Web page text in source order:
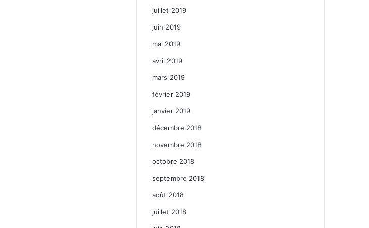
juillet 2019
juin 2019
mai 2019
avril 2019
mars 2019
février 2019
janvier 2019
décembre 2018
novembre 2018
octobre 2018
septembre 2018
août 2018
juillet 2018